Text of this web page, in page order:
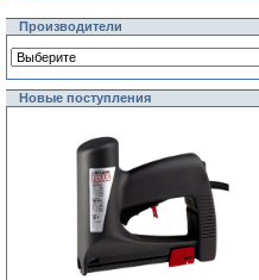
Производители
Новые поступления